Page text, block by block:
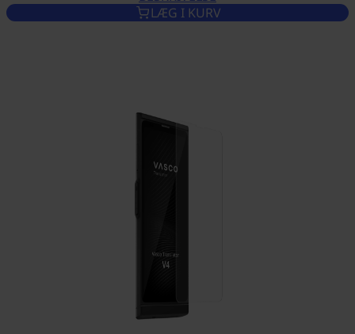
LÆG I KURV